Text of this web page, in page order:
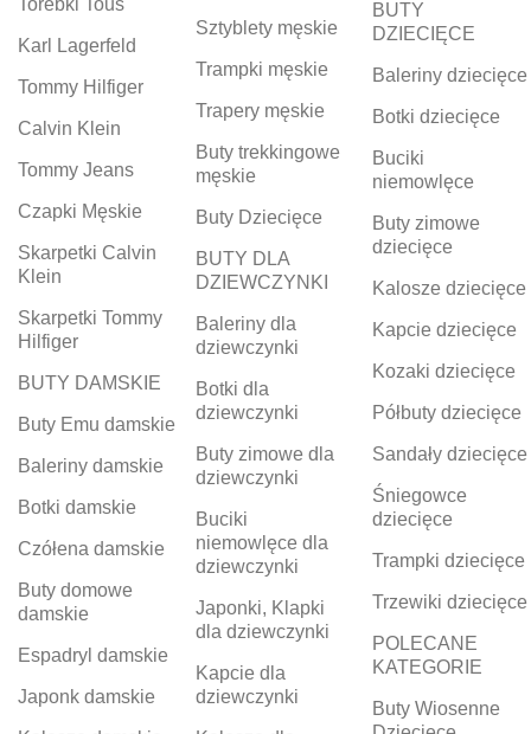
Torebki Tous
Karl Lagerfeld
Tommy Hilfiger
Calvin Klein
Tommy Jeans
Czapki Męskie
Skarpetki Calvin
Klein
Skarpetki Tommy
Hilfiger
BUTY DAMSKIE
Buty Emu damskie
Baleriny damskie
Botki damskie
Czółena damskie
Buty domowe
damskie
Espadryl damskie
Japonk damskie
Sztyblety męskie
Trampki męskie
Trapery męskie
Buty trekkingowe
męskie
Buty Dziecięce
BUTY DLA
DZIEWCZYNKI
Baleriny dla
dziewczynki
Botki dla
dziewczynki
Buty zimowe dla
dziewczynki
Buciki
niemowlęce dla
dziewczynki
Japonki, Klapki
dla dziewczynki
Kapcie dla
dziewczynki
BUTY
DZIECIĘCE
Baleriny dziecięce
Botki dziecięce
Buciki
niemowlęce
Buty zimowe
dziecięce
Kalosze dziecięce
Kapcie dziecięce
Kozaki dziecięce
Półbuty dziecięce
Sandały dziecięce
Śniegowce
dziecięce
Trampki dziecięce
Trzewiki dziecięce
POLECANE
KATEGORIE
Buty Wiosenne